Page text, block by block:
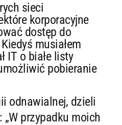
sieci
korporacyjne
dostęp do
musiałem
IT o białe listy
pobieranie
odnawialnej, dzieli
przypadku moich